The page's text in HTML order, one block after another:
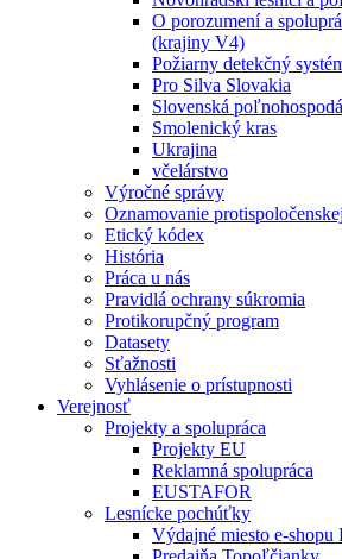
O porozumení a
(krajiny V4)
Požiarny detekčný
Pro Silva Slovakia
Slovenská
Smolenický kras
Ukrajina
včelárstvo
Výročné správy
Oznamovanie
Etický kódex
História
Práca u nás
Pravidlá ochrany súkromia
Protikorupčný program
Datasety
Sťažnosti
Vyhlásenie o prístupnosti
Verejnosť
Projekty a spolupráca
Projekty EU
Reklamná spolupráca
EUSTAFOR
Lesnícke pochúťky
Výdajné miesto e-shopu